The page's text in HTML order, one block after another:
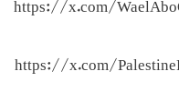
https://x.com/